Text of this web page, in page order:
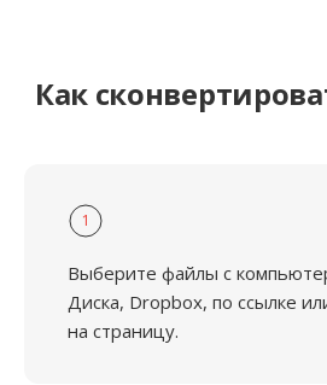
Как
1
Выберите файлы с
Диска, Dropbox, по ссылке
на страницу.